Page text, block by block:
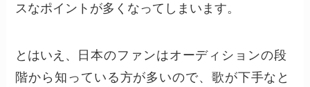
スなポイントが多くなってしまいます。
とはいえ、
日本のファンはオーディションの段
階から知っている方が多いので、歌が下手なと